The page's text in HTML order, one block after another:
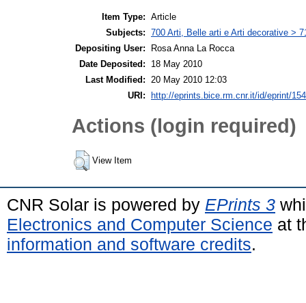
Item Type: Article
Subjects: 700 Arti, Belle arti e Arti decorative >
Depositing User:
Rosa Anna La Rocca
Date Deposited:
18 May 2010
Last Modified:
20 May 2010 12:03
URI:
http://eprints.bice.rm.cnr.it/id/eprint/
Actions (login required)
View Item
CNR Solar is powered by EPrints 3
Electronics and Computer Science at
information and software credits.